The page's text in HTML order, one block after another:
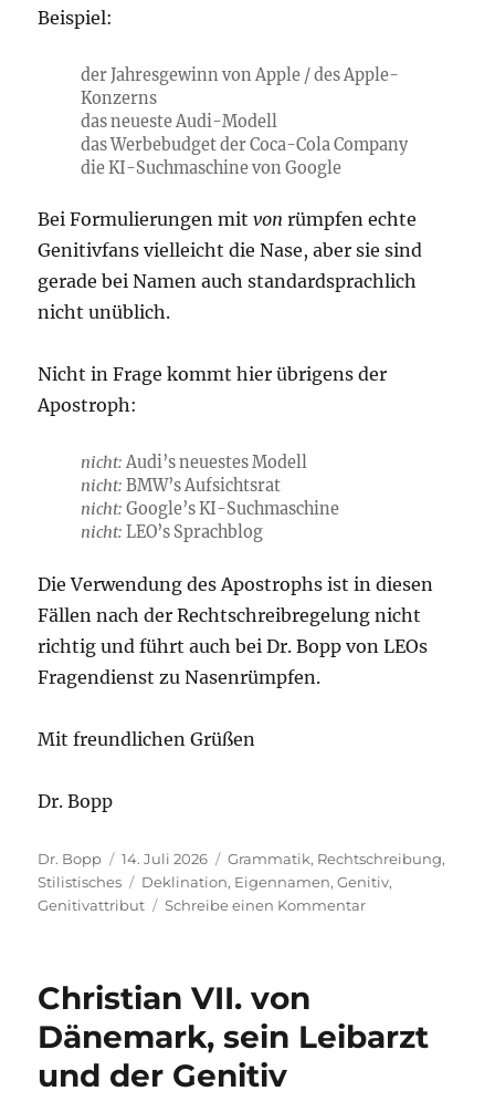
Beispiel:
der Jahresgewinn von Apple / des Apple-
Konzerns
das neueste Audi-Modell
das Werbebudget der Coca-Cola Company
die KI-Suchmaschine von Google
Bei Formulierungen mitvon rümpfen echte
Genitivfans vielleicht die Nase, aber sie sind
gerade bei Namen auch standardsprachlich
nicht unüblich.
Nicht in Frage kommt hier übrigens der
Apostroph:
nicht: Audi’s neuestes Modell
nicht: BMW’s Aufsichtsrat
nicht: Google’s KI-Suchmaschine
nicht: LEO’s Sprachblog
Die Verwendung des Apostrophs ist in diesen
Fällen nach der Rechtschreibregelung nicht
richtig und führt auch bei Dr. Bopp von LEOs
Fragendienst zu Nasenrümpfen.
Mit freundlichen Grüßen
Dr. Bopp
Autor
Dr. Bopp
Veröffentlicht
am
14. Juli 2026 Kategorien
Grammatik, Rechtschreibung,
Stilistisches
Schlagwörter
Deklination, Eigennamen,Genitiv,
Genitivattribut
Schreibe einen Kommentarzu
Firmen-
Christian VII. von
Dänemark, sein Leibarzt
und der Genitiv